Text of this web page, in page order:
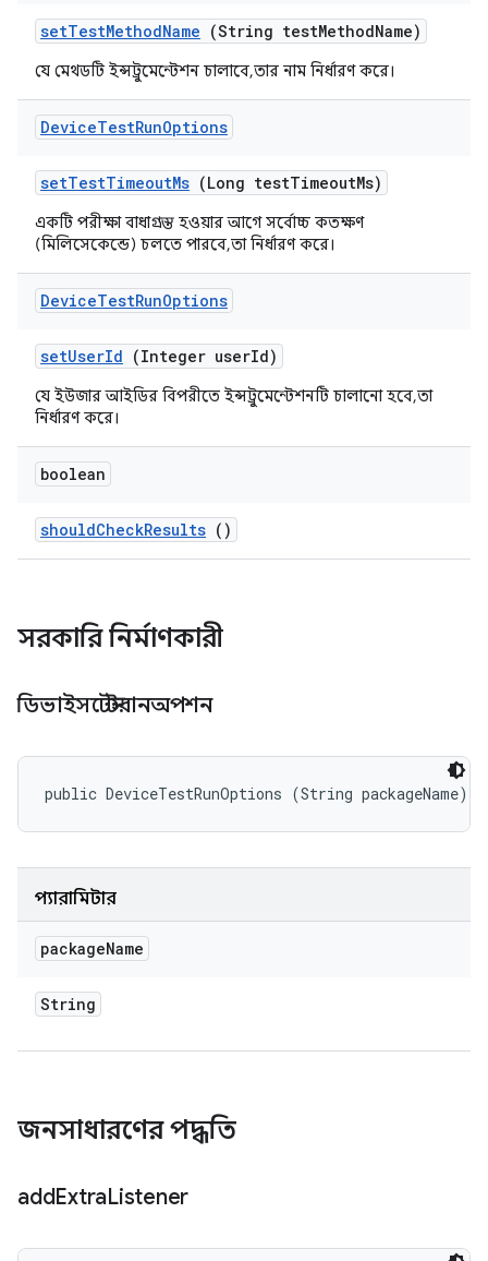
setTestMethodName (String testMethodName)
যে মেথডটি ইন্সট্রুমেন্টেশন চালাবে, তার নাম নির্ধারণ করে।
DeviceTestRunOptions
setTestTimeoutMs (Long testTimeoutMs)
একটি পরীক্ষা বাধাগ্রস্ত হওয়ার আগে সর্বোচ্চ কতক্ষণ
(মিলিসেকেন্ডে) চলতে পারবে, তা নির্ধারণ করে।
DeviceTestRunOptions
setUserId (Integer userId)
যে ইউজার আইডির বিপরীতে ইন্সট্রুমেন্টেশনটি চালানো হবে, তা
নির্ধারণ করে।
boolean
shouldCheckResults ()
সরকারি নির্মাণকারী
ডিভাইসটেস্টরানঅপশন
public DeviceTestRunOptions (String packageName)
প্যারামিটার
packageName
String
জনসাধারণের পদ্ধতি
addExtraListener